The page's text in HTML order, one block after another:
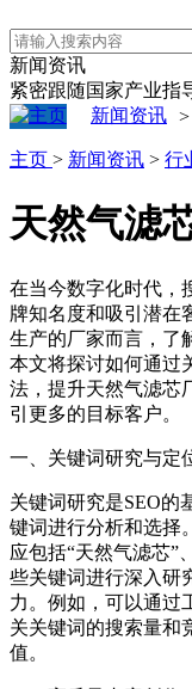
新闻资讯
紧密跟随国家产业指
新闻资讯 >
主页 > 新闻资讯 > 行
天然气滤
在当今数字化时代，
牌知名度和吸引潜在
生产的厂家而言，了
本文将探讨如何通过
法，提升天然气滤芯
引更多的目标客户。
一、关键词研究与定
关键词研究是SEO的
键词进行分析和选择
应包括“天然气滤芯”
些关键词进行深入研
力。例如，可以通过
关关键词的搜索量和
值。